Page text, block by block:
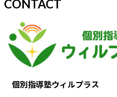
CONTACT
個別指導塾ウィルプラス